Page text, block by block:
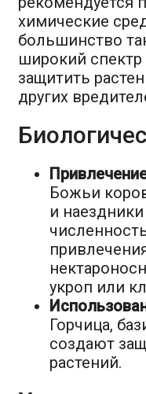
химические
большинство
широкий
защитить
других
Божьи
и
укроп или
Горчица,
создают
растений.